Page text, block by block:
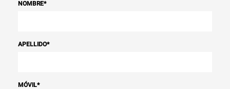
NOMBRE*
APELLIDO*
MÓVIL*